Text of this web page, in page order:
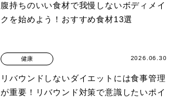
腹持ちのいい食材で我慢しないボディメイ
クを始めよう！おすすめ食材13選
健康 2026.06.30
リバウンドしないダイエットには食事管理
が重要！リバウンド対策で意識したいポイ